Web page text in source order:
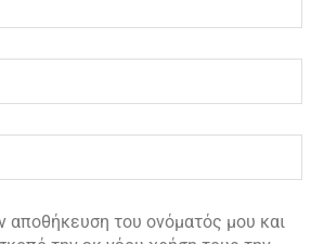
αποθήκευση του ονόματός μου και